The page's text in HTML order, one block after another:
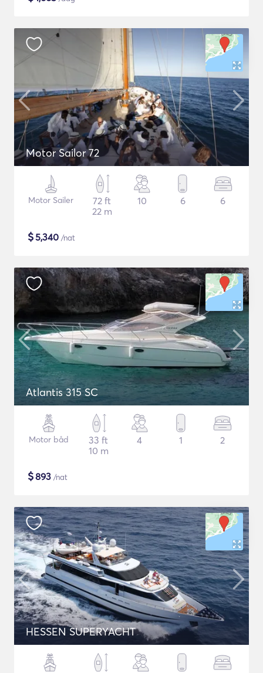
Motor Sailor 72
Motor Sailer
72 ft
22 m
10 6 6
$5,340 /nat
Atlantis 315 SC
Motor båd
33 ft
10 m
4 1 2
$893 /nat
HESSEN SUPERYACHT